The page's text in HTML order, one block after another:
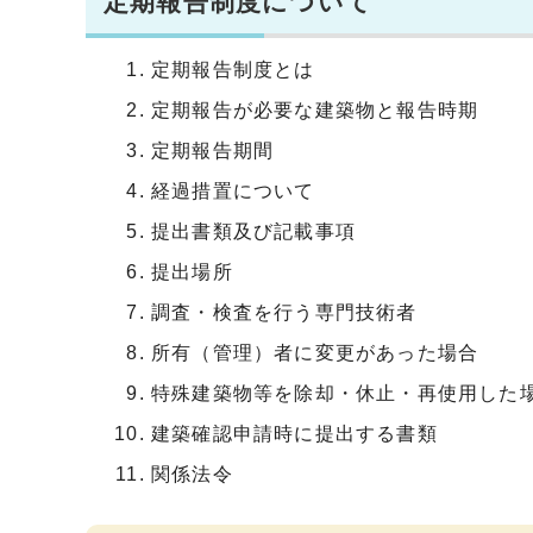
定期報告制度とは
定期報告が必要な建築物と報告時期
定期報告期間
経過措置について
提出書類及び記載事項
提出場所
調査・検査を行う専門技術者
所有（管理）者に変更があった場合
特殊建築物等を除却・休止・再使用した
建築確認申請時に提出する書類
関係法令